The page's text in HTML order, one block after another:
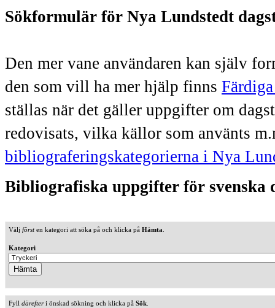
Sökformulär för Nya Lundstedt
Den mer vane användaren kan själv
den som vill ha mer hjälp finns
ställas när det gäller uppgifter om
redovisats, vilka källor som använts
bibliograferingskategorierna i Nya
Bibliografiska uppgifter för svenska
Välj försten kategori att söka på och klicka på Hämta
Kategori
Fyll därefteri önskad sökning och klicka på Sök